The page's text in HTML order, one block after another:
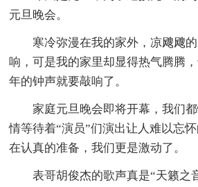
元旦晚会。
寒冷弥漫在我的家外，凉飕飕
响，可是我的家里却显得热气腾腾
年的钟声就要敲响了。
家庭元旦晚会即将开幕，我们
情等待着“演员”们演出让人难以忘
在认真的准备，我们更是激动了。
表哥胡俊杰的歌声真是“天籁之